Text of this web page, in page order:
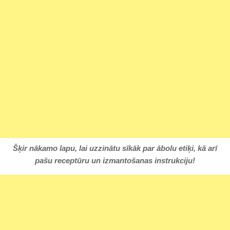
Šķir nākamo lapu, lai uzzinātu sīkāk par ābolu etiķi, kā arī
pašu receptūru un izmantošanas instrukciju!